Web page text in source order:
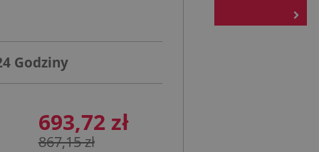
Godziny
693,72 zł
867,15 zł